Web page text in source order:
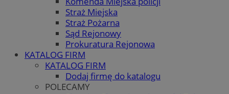
Straż Miejska
Straż Pożarna
Sąd Rejonowy
Prokuratura Rejonowa
KATALOG FIRM
KATALOG FIRM
Dodaj firmę do katalogu
POLECAMY